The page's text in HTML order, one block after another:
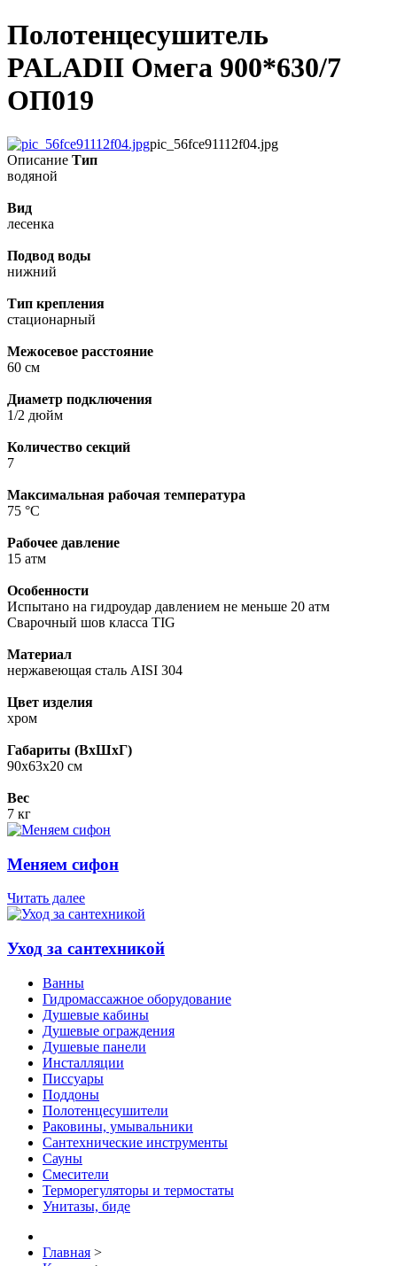
Полотенцесушитель
PALADII Омега 900*630/7
ОП019
pic_56fce91112f04.jpg
Описание Тип
водяной
Вид
лесенка
Подвод воды
нижний
Тип крепления
стационарный
Межосевое расстояние
60 см
Диаметр подключения
1/2 дюйм
Количество секций
7
Максимальная рабочая температура
75 °С
Рабочее давление
15 атм
Особенности
Испытано на гидроудар давлением не меньше 20 атм
Cварочный шов класса TIG
Материал
нержавеющая сталь AISI 304
Цвет изделия
хром
Габариты (ВхШхГ)
90х63х20 см
Вес
7 кг
Меняем сифон
Читать далее
Уход за сантехникой
Ванны
Гидромассажное оборудование
Душевые кабины
Душевые ограждения
Душевые панели
Инсталляции
Писсуары
Поддоны
Полотенцесушители
Раковины, умывальники
Сантехнические инструменты
Сауны
Смесители
Терморегуляторы и термостаты
Унитазы, биде
Главная >